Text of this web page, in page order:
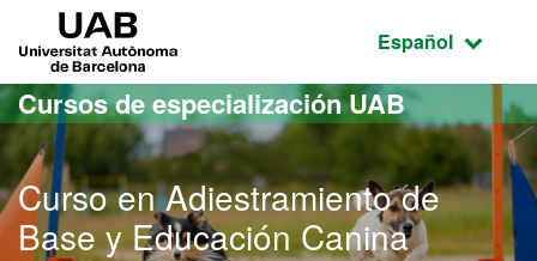
Acceso al contenido principal
Acceso a la navegación de la página
Idioma
Español
Cursos de especialización UAB
Curso en Adiestramiento de
Base y Educación Canina